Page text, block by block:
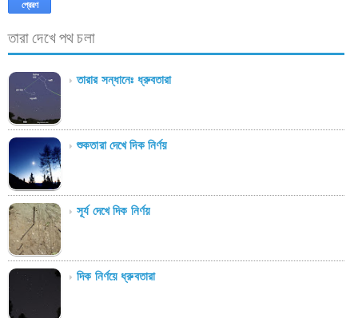
তারা দেখে পথ চলা
তারার সন্ধানেঃ ধ্রুবতারা
শুকতারা দেখে দিক নির্ণয়
সূর্য দেখে দিক নির্ণয়
দিক নির্ণয়ে ধ্রুবতারা